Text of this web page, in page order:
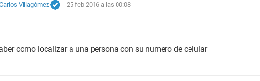
Carlos Villagómez
- 25 feb 2016 a las 00:08
como localizar a una persona con su numero de celular